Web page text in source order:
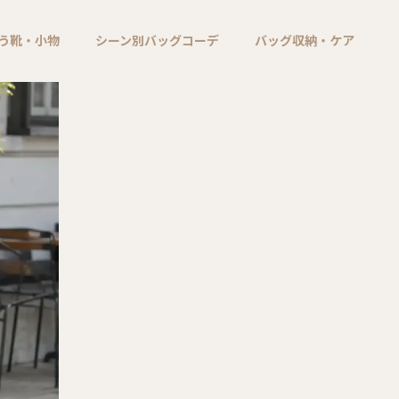
靴・小物 シーン別バッグコーデ バッグ収納・ケア